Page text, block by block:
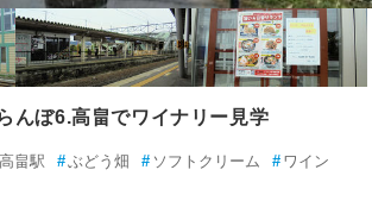
んぼ6.高畠でワイナリー見学
高畠駅 #ぶどう畑 # ソフトクリーム # ワイン